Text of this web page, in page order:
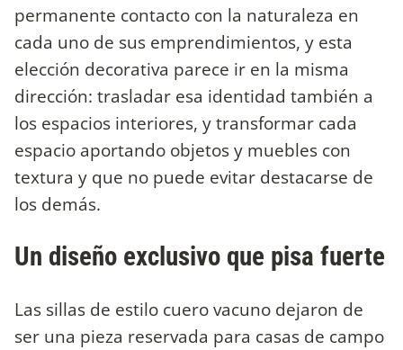
permanente contacto con la naturaleza en
cada uno de sus emprendimientos, y esta
elección decorativa parece ir en la misma
dirección: trasladar esa identidad también a
los espacios interiores, y transformar cada
espacio aportando objetos y muebles con
textura y que no puede evitar destacarse de
los demás.
Un diseño exclusivo que pisa fuerte
Las sillas de estilo cuero vacuno dejaron de
ser una pieza reservada para casas de campo